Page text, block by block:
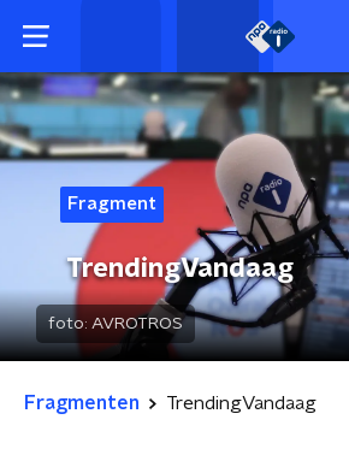
Fragment
TrendingVandaag
foto: AVROTROS
Fragmenten TrendingVandaag